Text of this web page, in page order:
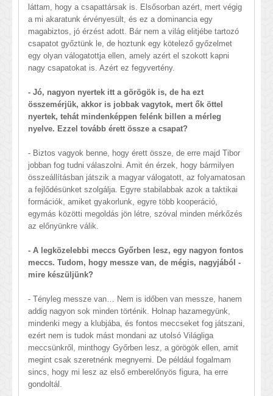
láttam, hogy a csapattársak is. Elsősorban azért, mert végig
a mi akaratunk érvényesült, és ez a dominancia egy
magabiztos, jó érzést adott. Bár nem a világ elitjébe tartozó
csapatot győztünk le, de hoztunk egy kötelező győzelmet
egy olyan válogatottja ellen, amely azért el szokott kapni
nagy csapatokat is. Azért ez fegyvertény.
- Jó, nagyon nyertek itt a görögök is, de ha ezt
összemérjük, akkor is jobbak vagytok, mert ők öttel
nyertek, tehát mindenképpen felénk billen a mérleg
nyelve. Ezzel tovább érett össze a csapat?
- Biztos vagyok benne, hogy érett össze, de erre majd Tibor
jobban fog tudni válaszolni. Amit én érzek, hogy bármilyen
összeállításban játszik a magyar válogatott, az folyamatosan
a fejlődésünket szolgálja. Egyre stabilabbak azok a taktikai
formációk, amiket gyakorlunk, egyre több kooperáció,
egymás közötti megoldás jön létre, szóval minden mérkőzés
az előnyünkre válik.
- A legközelebbi meccs Győrben lesz, egy nagyon fontos
meccs. Tudom, hogy messze van, de mégis, nagyjából -
mire készüljünk?
- Tényleg messze van… Nem is időben van messze, hanem
addig nagyon sok minden történik. Holnap hazamegyünk,
mindenki megy a klubjába, és fontos meccseket fog játszani,
ezért nem is tudok mást mondani az utolsó Világliga
meccsünkről, minthogy Győrben lesz, a görögök ellen, amit
megint csak szeretnénk megnyerni. De például fogalmam
sincs, hogy mi lesz az első emberelőnyös figura, ha erre
gondoltál.